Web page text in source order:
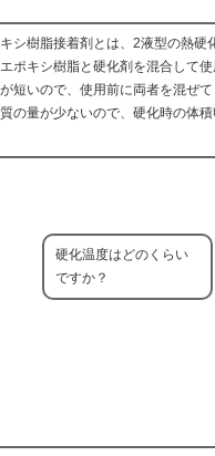
シ樹脂接着剤とは、2液型の熱硬
ポキシ樹脂と硬化剤を混合して
短いので、使用前に両者を混ぜ
の量が少ないので、硬化時の体
硬化温度はどのくらい
ですか？